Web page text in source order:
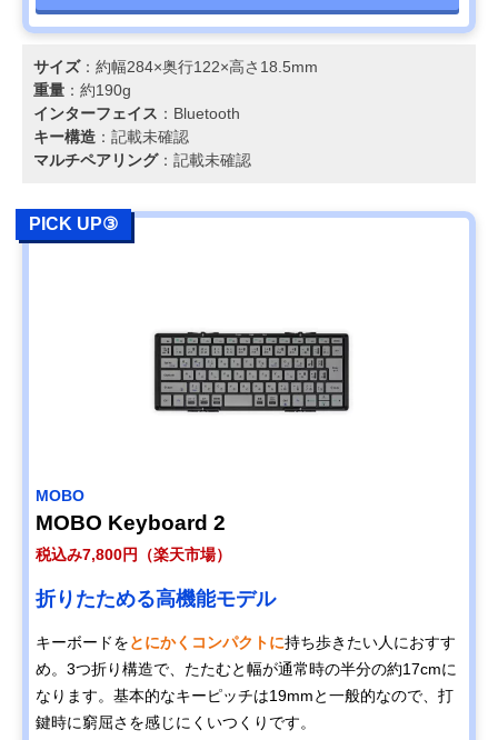
サイズ：約幅284×奥行122×高さ18.5mm
重量 ：約190g
インターフェイス ：Bluetooth
キー構造 ：記載未確認
マルチペアリング：記載未確認
PICK UP③
MOBO
MOBO Keyboard 2
税込み7,800円（楽天市場）
折りたためる高機能モデル
キーボードをとにかくコンパクトに持ち歩きたい人におすす
め。3つ折り構造で、たたむと幅が通常時の半分の約17cmに
なります。基本的なキーピッチは19mmと一般的なので、打
鍵時に窮屈さを感じにくいつくりです。